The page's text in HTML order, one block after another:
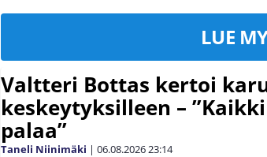
LUE
Valtteri Bottas kertoi
keskeytyksilleen –
palaa”
Taneli Niinimäki | 06.08.202623:14